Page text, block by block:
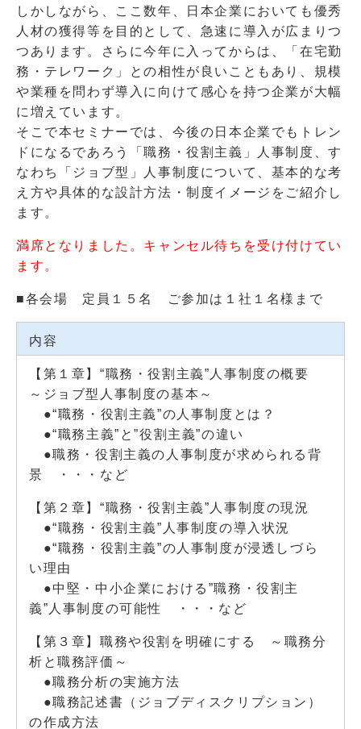
しかしながら、ここ数年、日本企業においても優秀
人材の獲得等を目的として、急速に導入が広まりつ
つあります。さらに今年に入ってからは、「在宅勤
務・テレワーク」との相性が良いこともあり、規模
や業種を問わず導入に向けて感心を持つ企業が大幅
に増えています。
そこで本セミナーでは、今後の日本企業でもトレン
ドになるであろう「職務・役割主義」人事制度、す
なわち「ジョブ型」人事制度について、基本的な考
え方や具体的な設計方法・制度イメージをご紹介し
ます。
満席となりました。キャンセル待ちを受け付けてい
ます。
■各会場 定員１５名 ご参加は１社１名様まで
内容
【第１章】“職務・役割主義”人事制度の概要
～ジョブ型人事制度の基本～
●“職務・役割主義”の人事制度とは？
●“職務主義”と”役割主義”の違い
●職務・役割主義の人事制度が求められる背
景 ・・・など
【第２章】“職務・役割主義”人事制度の現況
●“職務・役割主義”人事制度の導入状況
●“職務・役割主義”の人事制度が浸透しづら
い理由
●中堅・中小企業における”職務・役割主
義”人事制度の可能性 ・・・など
【第３章】職務や役割を明確にする ～職務分
析と職務評価～
●職務分析の実施方法
●職務記述書（ジョブディスクリプション）
の作成方法